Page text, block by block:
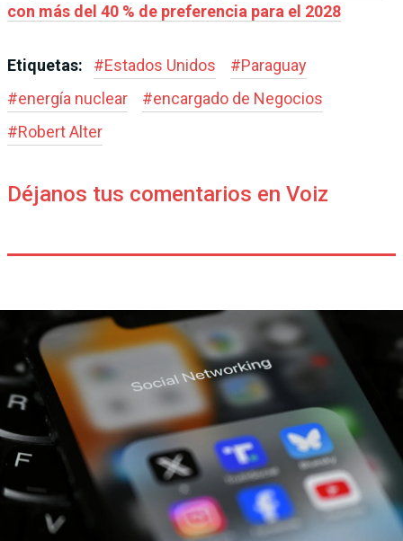
con más del 40 % de preferencia para el 2028
Etiquetas: #Estados Unidos #Paraguay
#energía nuclear #encargado de Negocios
#Robert Alter
Déjanos tus comentarios en Voiz